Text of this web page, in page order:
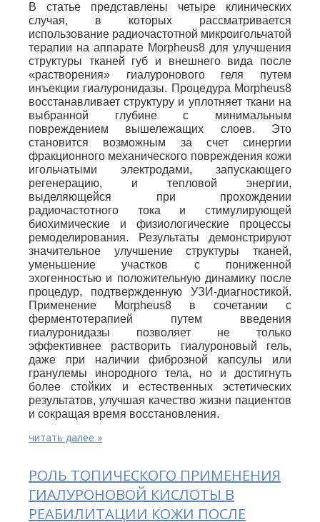
В статье представлены четыре клинических
случая, в которых рассматривается
использование радиочастотной микроигольчатой
терапии на аппарате Morpheus8 для улучшения
структуры тканей губ и внешнего вида после
«растворения» гиалуронового геля путем
инъекции гиалуронидазы. Процедура Morpheus8
восстанавливает структуру и уплотняет ткани на
выбранной глубине с минимальным
повреждением вышележащих слоев. Это
становится возможным за счет синергии
фракционного механического повреждения кожи
игольчатыми электродами, запускающего
регенерацию, и тепловой энергии,
выделяющейся при прохождении
радиочастотного тока и стимулирующей
биохимические и физиологические процессы
ремоделирования. Результаты демонстрируют
значительное улучшение структуры тканей,
уменьшение участков с пониженной
эхогенностью и положительную динамику после
процедур, подтвержденную УЗИ-диагностикой.
Применение Morpheus8 в сочетании с
ферментотерапией путем введения
гиалуронидазы позволяет не только
эффективнее растворить гиалуроновый гель,
даже при наличии фиброзной капсулы или
гранулемы инородного тела, но и достигнуть
более стойких и естественных эстетических
результатов, улучшая качество жизни пациентов
и сокращая время восстановления.
читать далее »
РОЛЬ ТОПИЧЕСКОГО ПРИМЕНЕНИЯ
ГИАЛУРОНОВОЙ КИСЛОТЫ В
РЕАБИЛИТАЦИИ КОЖИ ПОСЛЕ